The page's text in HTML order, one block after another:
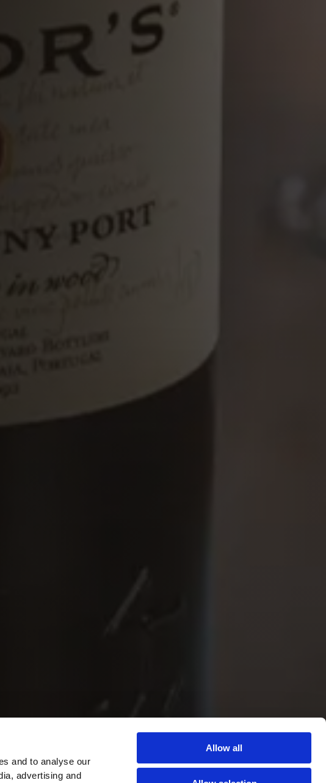
and to analyse our
advertising and
Allow all